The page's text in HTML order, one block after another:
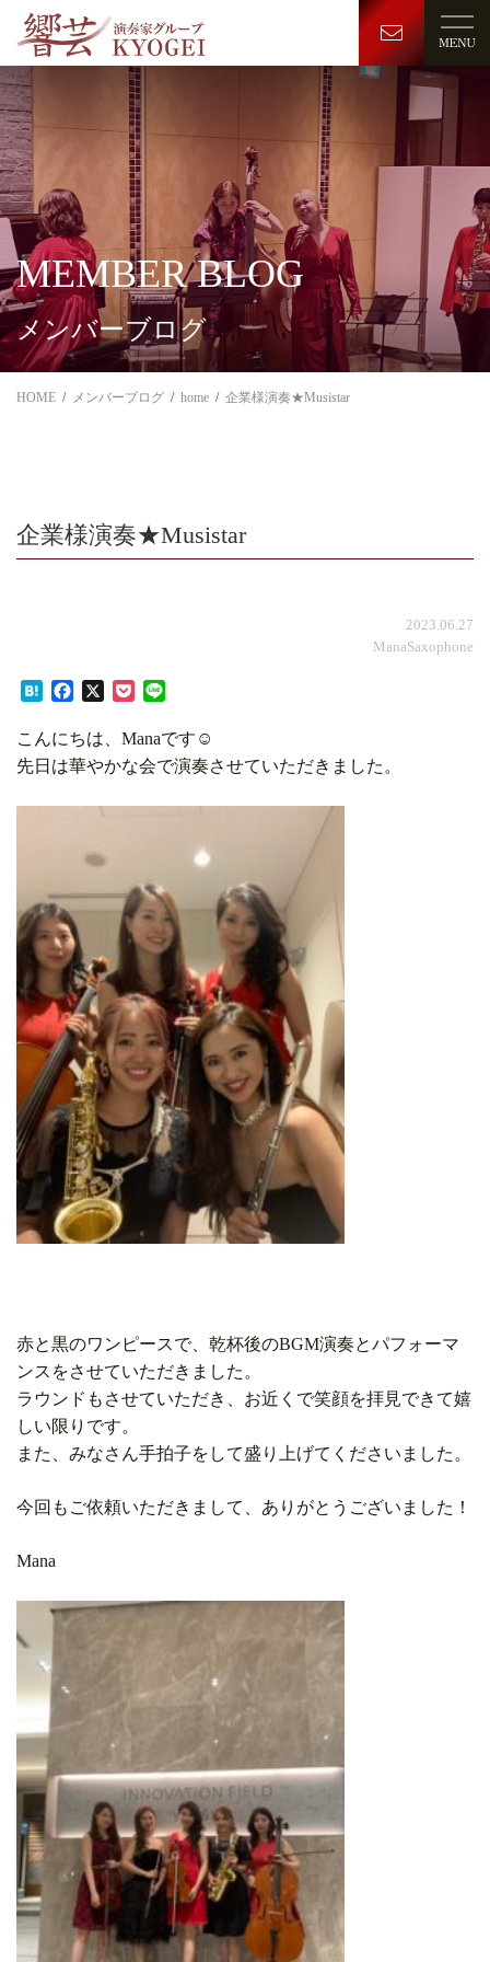
MEMBER BLOG
メンバーブログ
HOME メンバーブログ home 企業様演奏★Musistar
企業様演奏★Musistar
2023.06.27
ManaSaxophone
HatenaFacebook
X Pocket
こんにちは、Manaです☺︎
先日は華やかな会で演奏させていただきました。
赤と黒のワンピースで、乾杯後のBGM演奏とパフォーマ
ンスをさせていただきました。
ラウンドもさせていただき、お近くで笑顔を拝見できて嬉
しい限りです。
また、みなさん手拍子をして盛り上げてくださいました。
今回もご依頼いただきまして、ありがとうございました！
Mana